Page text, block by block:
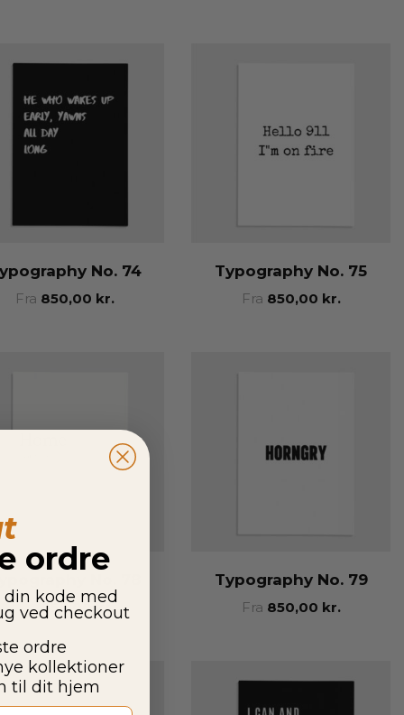
No. 74
Fra 850,00 kr.
Typography No. 75
Fra 850,00 kr.
Fra850,00kr.
Typography No. 79
Fra 850,00 kr.
ordre
kode med
ved checkout
ordre
kollektioner
til dit hjem